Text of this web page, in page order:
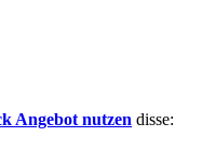
Angebot nutzen disse: